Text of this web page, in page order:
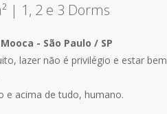
| 1, 2 e 3 Dorms
- São Paulo / SP
lazer não é privilégio e estar bem
e acima de tudo, humano.